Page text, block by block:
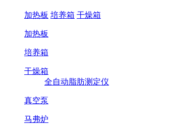
加热板 培养箱 干燥箱
加热板
培养箱
干燥箱
全自动脂肪测定仪
真空泵
马弗炉